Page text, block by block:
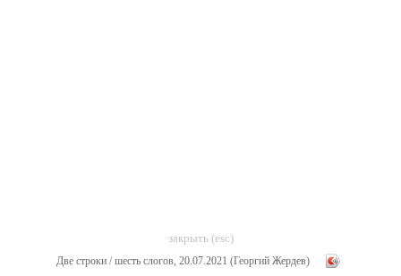
закрыть (esc)
Две строки / шесть слогов, 20.07.2021 (Георгий Жердев)